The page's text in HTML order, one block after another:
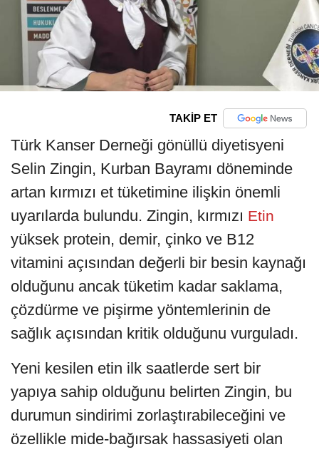
TAKİP ET
Türk Kanser Derneği gönüllü diyetisyeni
Selin Zingin, Kurban Bayramı döneminde
artan kırmızı et tüketimine ilişkin önemli
uyarılarda bulundu. Zingin, kırmızı Etin
yüksek protein, demir, çinko ve B12
vitamini açısından değerli bir besin kaynağı
olduğunu ancak tüketim kadar saklama,
çözdürme ve pişirme yöntemlerinin de
sağlık açısından kritik olduğunu vurguladı.
Yeni kesilen etin ilk saatlerde sert bir
yapıya sahip olduğunu belirten Zingin, bu
durumun sindirimi zorlaştırabileceğini ve
özellikle mide-bağırsak hassasiyeti olan